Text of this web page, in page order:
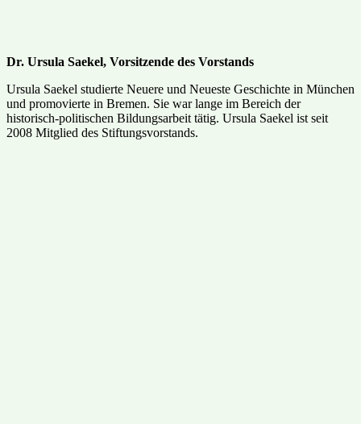
Dr. Ursula Saekel, Vorsitzende des Vorstands
Ursula Saekel studierte Neuere und Neueste Geschichte in München
und promovierte in Bremen. Sie war lange im Bereich der
historisch-politischen Bildungsarbeit tätig. Ursula Saekel ist seit
2008 Mitglied des Stiftungsvorstands.